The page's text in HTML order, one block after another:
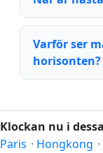
Varför ser
horisonten?
Klockan nu i
Paris · Hongkong ·